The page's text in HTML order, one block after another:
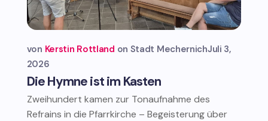
Die Hymne ist im Kasten
von Kerstin Rottland Stadt MechernichJuli 3,
2026
Zweihundert kamen zur Tonaufnahme des
Refrains in die Pfarrkirche – Begeisterung über